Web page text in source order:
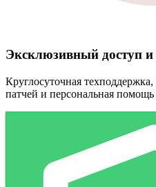
Эксклюзивный доступ
Круглосуточная
патчей и персональная